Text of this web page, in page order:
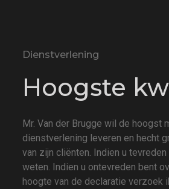
Dienstverlening
Hoogste
Mr. Van der Brugge wil de hoogst
dienstverlening leveren en hecht
van zijn cliënten. Indien u
weten. Indien u ontevreden bent
hoogte van de declaratie verzoek